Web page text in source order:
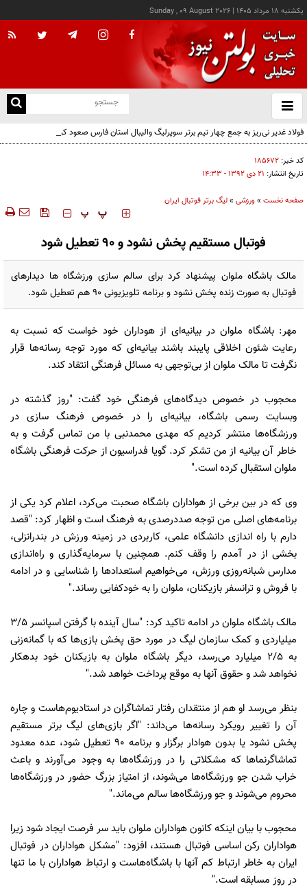
يکشنبه ۱۸ مرداد ۱۴۰۵ |
Sunday , 09 August 2026
باز
و
فولاد غدیر نی‌ریز به جمع چهار تیم برتر سوپرلیگ والیبال استان فارس صعود کرد
کد خبر: ۱۸۵۶۷۲
تاریخ انتشار: ۲۱ دی ۱۳۹۲ - ۱۴:۳۳
صفحه نخست »ورزشی »لیگ برتر فوتبال ایران
‍‍‍ پ پ
فوتبال مستقیم پخش نشود و 90 تعطیل شود
مالک باشگاه ملوان پیشنهاد کرد برای سالم سازی ورزشگاه ‌ها دیدارهای
فوتبال به صورت زنده پخش نشود و برنامه تلویزیونی 90 هم تعطیل شود.
مهر: باشگاه ملوان در بیانیه‌ای از هوداران خود خواست که نسبت به
رعایت شئون اخلاقی پایبند باشند بیانیه‌ای که مورد توجه رسانه‌ها قرار
نگرفت تا مالک ملوان از بی‌توجهی به مسائل فرهنگی انتقاد کند.
محجوب در خصوص دیدگاه‌های فرهنگی خود گفت: "روز گذشته در
وبسایت رسمی باشگاه، بیانیه‌ای را در خصوص فرهنگ سازی در
ورزشگاه‌ها منتشر کردیم که مهدی محمدنبی با من تماس گرفت و به
خاطر آن بیانیه از من تشکر کرد. گویا فدراسیون از حرکت فرهنگی باشگاه
ملوان استقبال کرده است."
وی که در بین برخی از هواداران باشگاه صحبت می‌کرد، اعلام کرد یکی از
برنامه‌های اصلی من توجه صددرصدی به فرهنگ است و اظهار کرد: "قصد
دارم با راه اندازی دانشگاه علمی، کاربردی در زمینه ورزش در بندرانزلی،
بخشی از در آمدم را وقف کنم. همچنین با سرمایه‌گذاری و راه‌اندازی
مدارس شبانه‌روزی ورزش، می‌خواهیم استعدادها را شناسایی و در ادامه
با فروش و ترانسفر بازیکنان، ملوان را به خودکفایی رساند."
مالک باشگاه ملوان در ادامه تاکید کرد: "سال آینده با گرفتن اسپانسر 3/5
میلیاردی و کمک سازمان لیگ در مورد حق پخش بازی‌ها که با گمانه‌زنی
به 2/5 میلیارد می‌رسد، دیگر باشگاه ملوان به بازیکنان خود بدهکار
نخواهد شد و حقوق آنها به موقع پرداخت خواهد شد."
بنظر می‌رسد او هم از منتقدان رفتار تماشاگران در استادیوم‌هاست و چاره
آن را تغییر رویکرد رسانه‌ها می‌داند: "اگر بازی‌های لیگ برتر مستقیم
پخش نشود یا بدون هوادار برگزار و برنامه 90 تعطیل شود، عده معدود
تماشاگرنماها که مشکلاتی را در ورزشگاه‌ها به وجود می‌آورند و باعث
خراب شدن جو ورزشگاه‌ها می‌شوند، از امتیاز بزرگ حضور در ورزشگاه‌ها
محروم می‌شوند و جو ورزشگاه‌ها سالم می‌ماند."
محجوب با بیان اینکه کانون هواداران ملوان باید سر فرصت ایجاد شود زیرا
هواداران رکن اساسی فوتبال هستند، افزود: "مشکل هواداران در فوتبال
ایران به خاطر ارتباط کم آنها با باشگاه‌هاست و ارتباط هواداران با ما تنها
در روز مسابقه است."